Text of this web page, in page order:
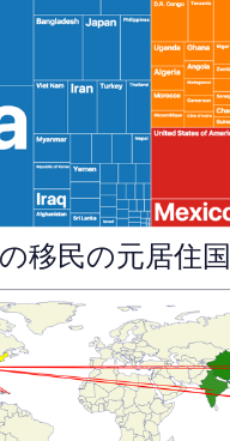
移民の元居住国